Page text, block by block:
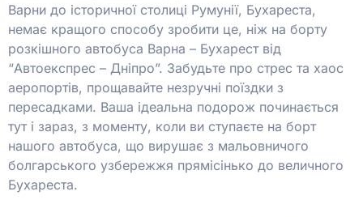
Варни до історичної столиці Румунії, Бухареста,
немає кращого способу зробити це, ніж на борту
розкішного автобуса Варна – Бухарест від
“Автоекспрес – Дніпро”. Забудьте про стрес та хаос
аеропортів, прощавайте незручні поїздки з
пересадками. Ваша ідеальна подорож починається
тут і зараз, з моменту, коли ви ступаєте на борт
нашого автобуса, що вирушає з мальовничого
болгарського узбережжя прямісінько до величного
Бухареста.